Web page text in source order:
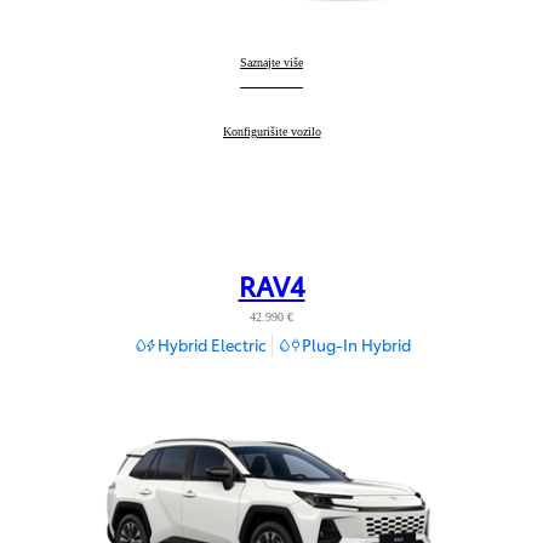
Toyota bZ4X
Saznajte više
Toyota bZ4X:
Konfigurišite vozilo
RAV4
42.990 €
Hybrid Electric Plug-In Hybrid